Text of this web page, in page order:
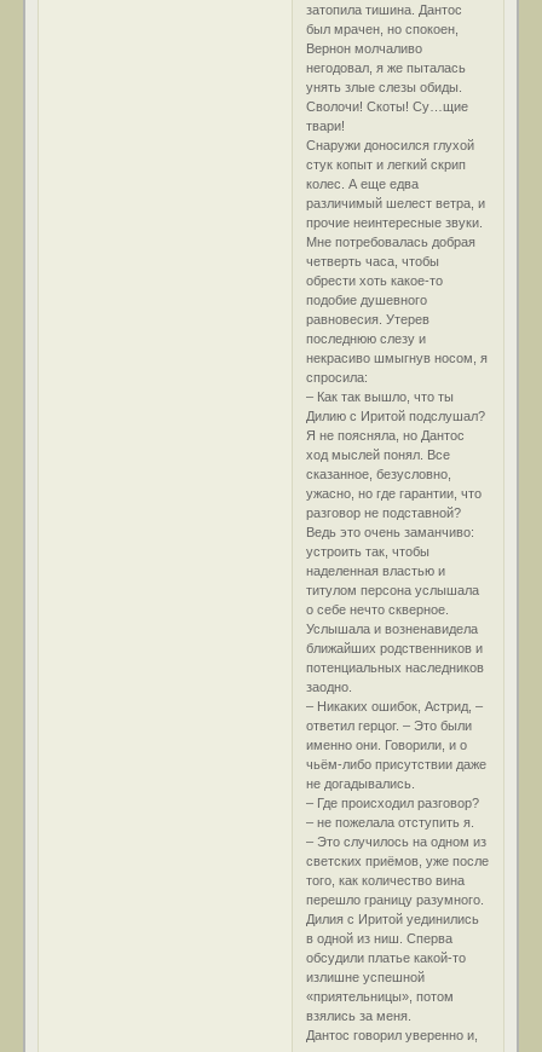
затопила тишина. Дантос
был мрачен, но спокоен,
Вернон молчаливо
негодовал, я же пыталась
унять злые слезы обиды.
Сволочи! Скоты! Су…щие
твари!
Снаружи доносился глухой
стук копыт и легкий скрип
колес. А еще едва
различимый шелест ветра, и
прочие неинтересные звуки.
Мне потребовалась добрая
четверть часа, чтобы
обрести хоть какое-то
подобие душевного
равновесия. Утерев
последнюю слезу и
некрасиво шмыгнув носом, я
спросила:
– Как так вышло, что ты
Дилию с Иритой подслушал?
Я не поясняла, но Дантос
ход мыслей понял. Все
сказанное, безусловно,
ужасно, но где гарантии, что
разговор не подставной?
Ведь это очень заманчиво:
устроить так, чтобы
наделенная властью и
титулом персона услышала
о себе нечто скверное.
Услышала и возненавидела
ближайших родственников и
потенциальных наследников
заодно.
– Никаких ошибок, Астрид, –
ответил герцог. – Это были
именно они. Говорили, и о
чьём-либо присутствии даже
не догадывались.
– Где происходил разговор?
– не пожелала отступить я.
– Это случилось на одном из
светских приёмов, уже после
того, как количество вина
перешло границу разумного.
Дилия с Иритой уединились
в одной из ниш. Сперва
обсудили платье какой-то
излишне успешной
«приятельницы», потом
взялись за меня.
Дантос говорил уверенно и,